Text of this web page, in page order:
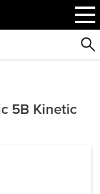
5B Kinetic